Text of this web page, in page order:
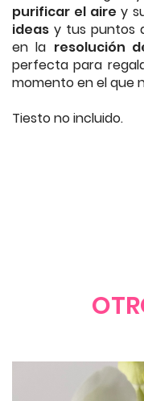
purificar el aire y
ideas y tus puntos
en la resolución
perfecta para
momento en el que
Tiesto no incluido.